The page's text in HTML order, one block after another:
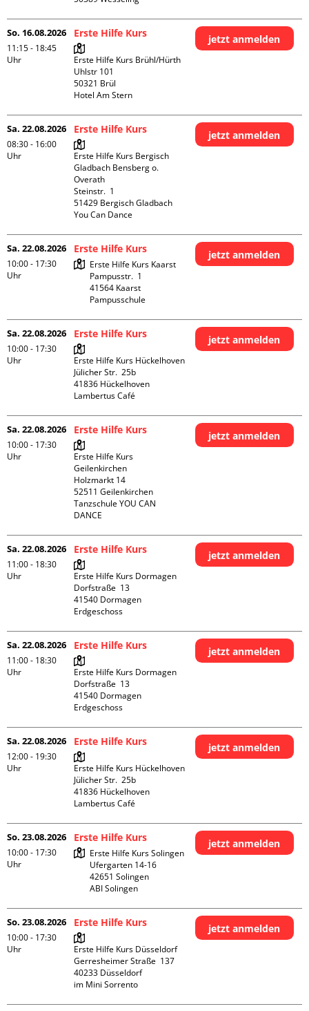
So. 16.08.2026
11:15 - 18:45
Uhr
Erste Hilfe Kurs
Erste Hilfe Kurs Brühl/Hürth
Uhlstr 101
50321 Brül
Hotel Am Stern
jetzt anmelden
Sa. 22.08.2026
08:30 - 16:00
Uhr
Erste Hilfe Kurs
Erste Hilfe Kurs Bergisch
Gladbach Bensberg o.
Overath
Steinstr.  1
51429 Bergisch Gladbach
You Can Dance
jetzt anmelden
Sa. 22.08.2026
10:00 - 17:30
Uhr
Erste Hilfe Kurs
Erste Hilfe Kurs Kaarst
Pampusstr.  1
41564 Kaarst
Pampusschule
jetzt anmelden
Sa. 22.08.2026
10:00 - 17:30
Uhr
Erste Hilfe Kurs
Erste Hilfe Kurs Hückelhoven
Jülicher Str.  25b
41836 Hückelhoven
Lambertus Café
jetzt anmelden
Sa. 22.08.2026
10:00 - 17:30
Uhr
Erste Hilfe Kurs
Erste Hilfe Kurs
Geilenkirchen
Holzmarkt 14
52511 Geilenkirchen
Tanzschule YOU CAN
DANCE
jetzt anmelden
Sa. 22.08.2026
11:00 - 18:30
Uhr
Erste Hilfe Kurs
Erste Hilfe Kurs Dormagen
Dorfstraße  13
41540 Dormagen
Erdgeschoss
jetzt anmelden
Sa. 22.08.2026
11:00 - 18:30
Uhr
Erste Hilfe Kurs
Erste Hilfe Kurs Dormagen
Dorfstraße  13
41540 Dormagen
Erdgeschoss
jetzt anmelden
Sa. 22.08.2026
12:00 - 19:30
Uhr
Erste Hilfe Kurs
Erste Hilfe Kurs Hückelhoven
Jülicher Str.  25b
41836 Hückelhoven
Lambertus Café
jetzt anmelden
So. 23.08.2026
10:00 - 17:30
Uhr
Erste Hilfe Kurs
Erste Hilfe Kurs Solingen
Ufergarten 14-16
42651 Solingen
ABI Solingen
jetzt anmelden
So. 23.08.2026
10:00 - 17:30
Uhr
Erste Hilfe Kurs
Erste Hilfe Kurs Düsseldorf
Gerresheimer Straße  137
40233 Düsseldorf
im Mini Sorrento
jetzt anmelden